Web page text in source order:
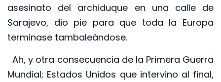
asesinato del archiduque en una calle de
Sarajevo, dio pie para que toda la Europa
terminase tambaleándose.
Ah, y otra consecuencia de la Primera Guerra
Mundial; Estados Unidos que intervino al final,